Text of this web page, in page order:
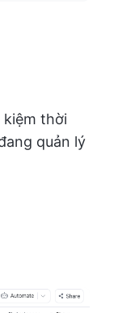
kiệm thời
quản lý